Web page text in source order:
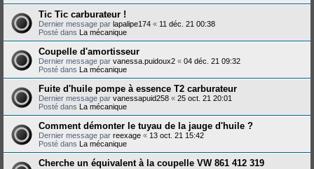
Tic Tic carburateur !
Dernier message par lapalipe174 « 11 déc. 21 00:38
Posté dans La mécanique
Coupelle d'amortisseur
Dernier message par vanessa.puidoux2 « 04 déc. 21 09:32
Posté dans La mécanique
Fuite d'huile pompe à essence T2 carburateur
Dernier message par vanessapuid258 « 25 oct. 21 20:01
Posté dans La mécanique
Comment démonter le tuyau de la jauge d'huile ?
Dernier message par reexage « 13 oct. 21 15:42
Posté dans La mécanique
Cherche un équivalent à la coupelle VW 861 412 319